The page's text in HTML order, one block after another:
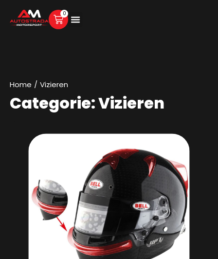
0
Home / Vizieren
Categorie: Vizieren